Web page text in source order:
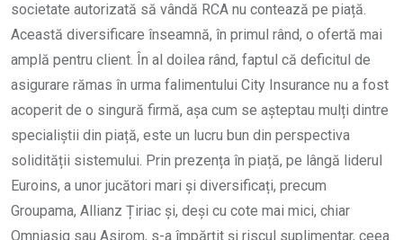
societate autorizată să vândă RCA nu contează pe piață.
Această diversificare înseamnă, în primul rând, o ofertă mai
amplă pentru client. În al doilea rând, faptul că deficitul de
asigurare rămas în urma falimentului City Insurance nu a fost
acoperit de o singură firmă, așa cum se așteptau mulți dintre
specialiștii din piață, este un lucru bun din perspectiva
solidității sistemului. Prin prezența în piață, pe lângă liderul
Euroins, a unor jucători mari și diversificați, precum
Groupama, Allianz Țiriac și, deși cu cote mai mici, chiar
Omniasig sau Asirom, s-a împărțit și riscul suplimentar, ceea